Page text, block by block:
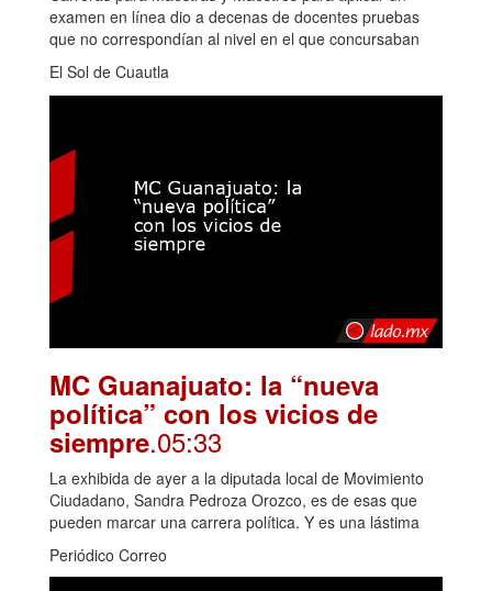
examen en línea dio a decenas de docentes pruebas
que no correspondían al nivel en el que concursaban
El Sol de Cuautla
MC Guanajuato: la “nueva
política” con los vicios de
siempre.05:33
La exhibida de ayer a la diputada local de Movimiento
Ciudadano, Sandra Pedroza Orozco, es de esas que
pueden marcar una carrera política. Y es una lástima
Periódico Correo